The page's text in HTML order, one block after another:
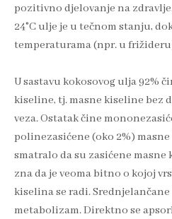
pozitivno djelovanje na
24°C ulje je u tečnom stanju,
temperaturama (npr. u
U sastavu kokosovog ulja 92%
kiseline, tj. masne kiseline
veza. Ostatak čine
polinezasićene (oko 2%)
smatralo da su zasićene masne
zna da je veoma bitno o kojoj
kiselina se radi.
metabolizam. Direktno se